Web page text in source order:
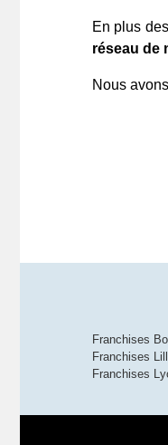
En plus
réseau de
Nous
Franchises
Franchises
Franchises